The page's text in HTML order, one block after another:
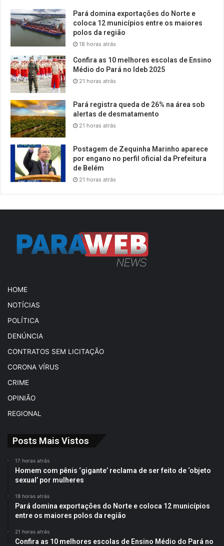
Pará domina exportações do Norte e
coloca 12 municípios entre os maiores
polos da região
18 horas atrás
Confira as 10 melhores escolas de Ensino
Médio do Pará no Ideb 2025
21 horas atrás
Pará registra queda de 26% na área sob
alertas de desmatamento
21 horas atrás
Postagem de Zequinha Marinho aparece
por engano no perfil oficial da Prefeitura
de Belém
21 horas atrás
HOME
NOTÍCIAS
POLÍTICA
DENÚNCIA
CONTRATOS SEM LICITAÇÃO
CORONA VÍRUS
CRIME
OPINIÃO
REGIONAL
Posts Mais Vistos
17 horas atrás
Homem com pênis ‘gigante’ reclama de ser feito de ‘objeto
sexual’ por mulheres
18 horas atrás
Pará domina exportações do Norte e coloca 12 municípios
entre os maiores polos da região
21 horas atrás
Confira as 10 melhores escolas de Ensino Médio do Pará no